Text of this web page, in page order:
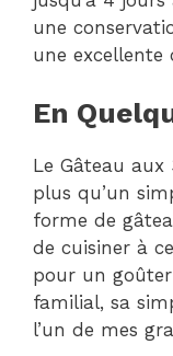
une
une excellente
En
Le Gâteau
plus qu’un
forme de
de cuisiner à
pour un
familial, sa
l’un de mes